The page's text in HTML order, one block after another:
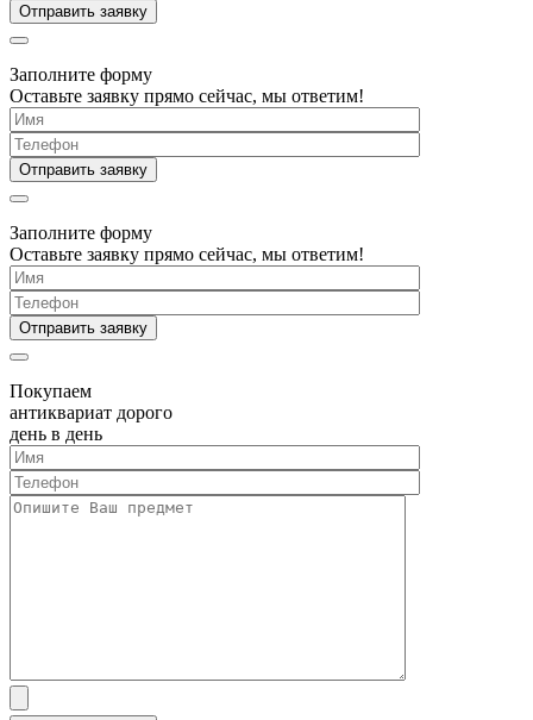
Заполните форму
Оставьте заявку прямо сейчас, мы ответим!
Заполните форму
Оставьте заявку прямо сейчас, мы ответим!
Покупаем
антиквариат дорого
день в день